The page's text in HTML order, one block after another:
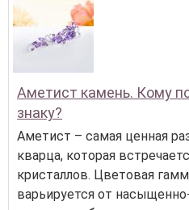
Аметист камень. Кому
знаку?
Аметист – самая ценная
кварца, которая
кристаллов. Цветовая
варьируется от